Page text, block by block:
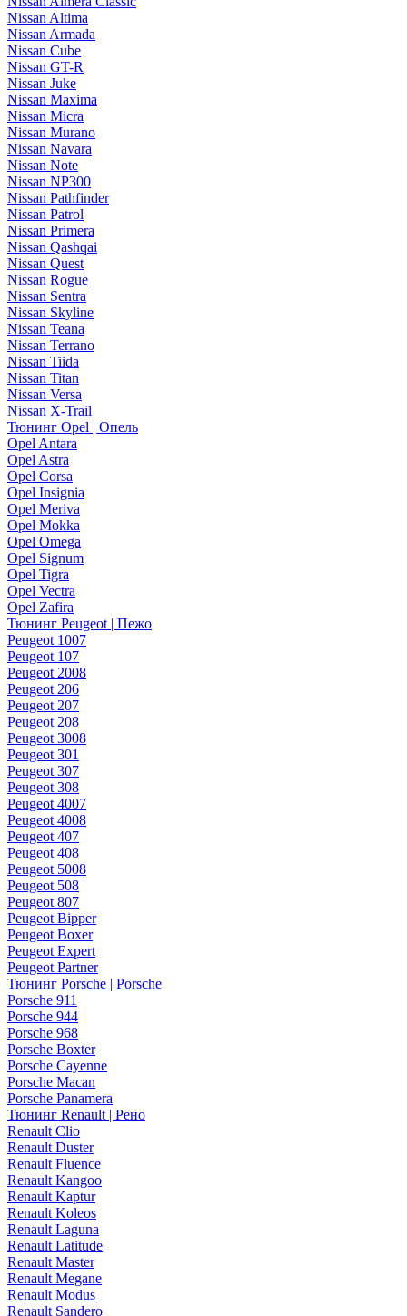
Nissan Altima
Nissan Armada
Nissan Cube
Nissan GT-R
Nissan Juke
Nissan Maxima
Nissan Micra
Nissan Murano
Nissan Navara
Nissan Note
Nissan NP300
Nissan Pathfinder
Nissan Patrol
Nissan Primera
Nissan Qashqai
Nissan Quest
Nissan Rogue
Nissan Sentra
Nissan Skyline
Nissan Teana
Nissan Terrano
Nissan Tiida
Nissan Titan
Nissan Versa
Nissan X-Trail
Тюнинг Opel | Опель
Opel Antara
Opel Astra
Opel Corsa
Opel Insignia
Opel Meriva
Opel Mokka
Opel Omega
Opel Signum
Opel Tigra
Opel Vectra
Opel Zafira
Тюнинг Peugeot | Пежо
Peugeot 1007
Peugeot 107
Peugeot 2008
Peugeot 206
Peugeot 207
Peugeot 208
Peugeot 3008
Peugeot 301
Peugeot 307
Peugeot 308
Peugeot 4007
Peugeot 4008
Peugeot 407
Peugeot 408
Peugeot 5008
Peugeot 508
Peugeot 807
Peugeot Bipper
Peugeot Boxer
Peugeot Expert
Peugeot Partner
Тюнинг Porsche | Porsche
Porsche 911
Porsche 944
Porsche 968
Porsche Boxter
Porsche Cayenne
Porsche Macan
Porsche Panamera
Тюнинг Renault | Рено
Renault Clio
Renault Duster
Renault Fluence
Renault Kangoo
Renault Kaptur
Renault Koleos
Renault Laguna
Renault Latitude
Renault Master
Renault Megane
Renault Modus
Renault Sandero